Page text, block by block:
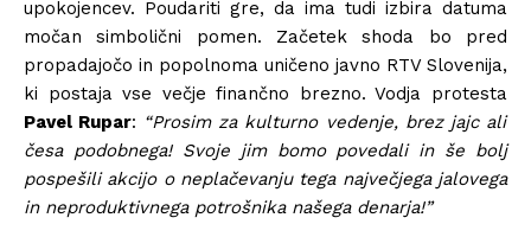
upokojencev. Poudariti gre, da ima tudi izbira datuma
močan simbolični pomen. Začetek shoda bo pred
propadajočo in popolnoma uničeno javno RTV Slovenija,
ki postaja vse večje finančno brezno. Vodja protesta
Pavel Rupar: “Prosim za kulturno vedenje, brez jajc ali
česa podobnega! Svoje jim bomo povedali in še bolj
pospešili akcijo o neplačevanju tega največjega jalovega
in neproduktivnega potrošnika našega denarja!”